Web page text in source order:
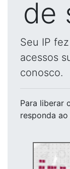
de
Seu IP
acessos
conosco.
Para liberar
responda